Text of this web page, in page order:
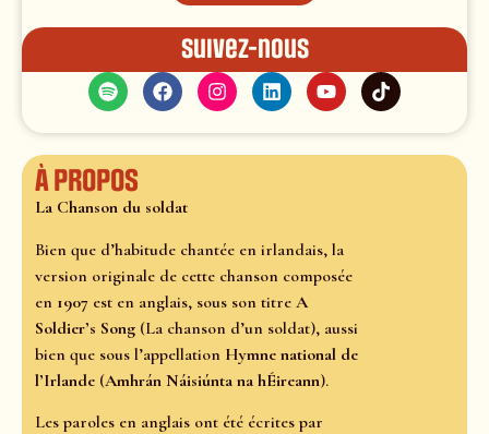
Suivez-nous
À propos
La Chanson du soldat
Bien que d’habitude chantée en irlandais, la
version originale de cette chanson composée
en 1907 est en anglais, sous son titre A
Soldier’s Song (La chanson d’un soldat), aussi
bien que sous l’appellation Hymne national de
l’Irlande (Amhrán Náisiúnta na hÉireann).
Les paroles en anglais ont été écrites par